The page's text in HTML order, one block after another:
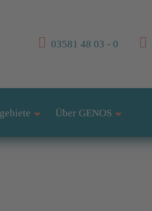
03581 48 03 - 0
Über GENOS